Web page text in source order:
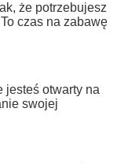
że potrzebujesz
czas na zabawę
jesteś otwarty na
swojej